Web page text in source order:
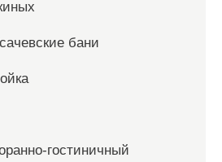
бани
гостиничный